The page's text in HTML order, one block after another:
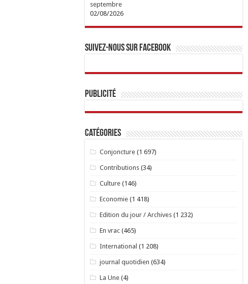
septembre
02/08/2026
Suivez-nous sur Facebook
Publicité
Catégories
Conjoncture(1 697)
Contributions(34)
Culture(146)
Economie(1 418)
Edition du jour / Archives(1 232)
En vrac(465)
International (1 208)
journal quotidien (634)
La Une(4)